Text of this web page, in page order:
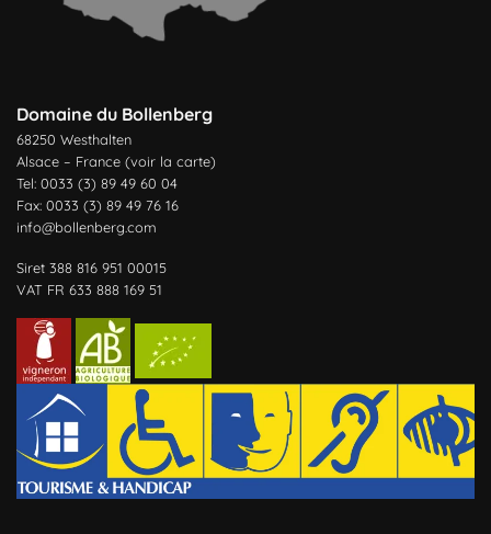
Domaine du Bollenberg
68250 Westhalten
Alsace – France (voir la carte)
Tel: 0033 (3) 89 49 60 04
Fax: 0033 (3) 89 49 76 16
info@bollenberg.com
Siret 388 816 951 00015
VAT FR 633 888 169 51